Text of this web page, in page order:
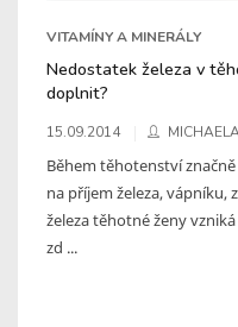
VITAMÍNY A MINERÁLY
Nedostatek železa v
doplnit?
15.09.2014
Během těhotenství
na příjem železa, vápníku,
železa těhotné ženy
zd ...